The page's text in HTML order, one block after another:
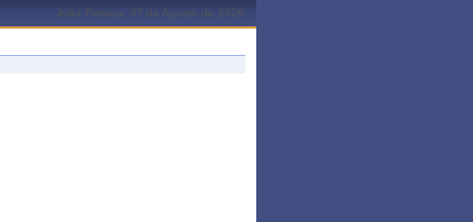
João Pessoa, 07 de Agosto de 2026